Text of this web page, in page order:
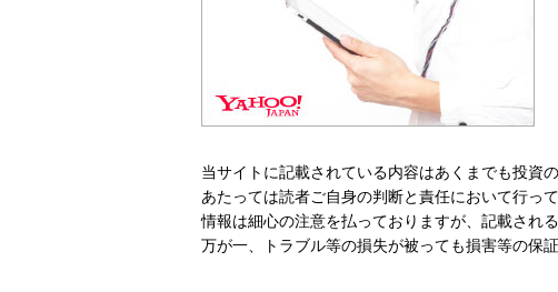
当サイトに記載されている内容はあくまでも投資
あたっては読者ご自身の判断と責任において行っ
情報は細心の注意を払っておりますが、記載され
万が一、トラブル等の損失が被っても損害等の保